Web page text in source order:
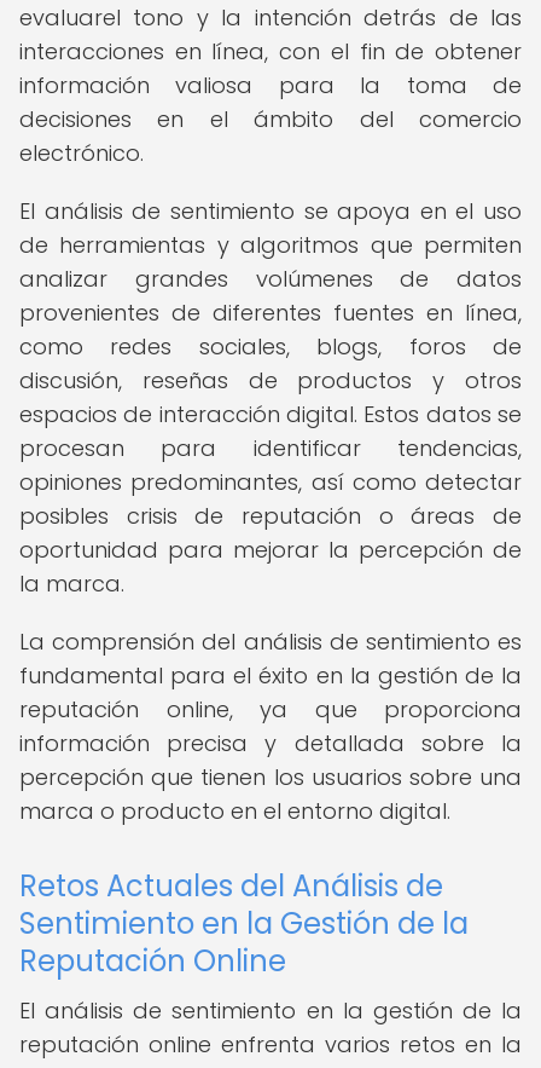
evaluarel tono y la intención detrás de las
interacciones en línea, con el fin de obtener
información valiosa para la toma de
decisiones en el ámbito del comercio
electrónico.
El análisis de sentimiento se apoya en el uso
de herramientas y algoritmos que permiten
analizar grandes volúmenes de datos
provenientes de diferentes fuentes en línea,
como redes sociales, blogs, foros de
discusión, reseñas de productos y otros
espacios de interacción digital. Estos datos se
procesan para identificar tendencias,
opiniones predominantes, así como detectar
posibles crisis de reputación o áreas de
oportunidad para mejorar la percepción de
la marca.
La comprensión del análisis de sentimiento es
fundamental para el éxito en la gestión de la
reputación online, ya que proporciona
información precisa y detallada sobre la
percepción que tienen los usuarios sobre una
marca o producto en el entorno digital.
Retos Actuales del Análisis de
Sentimiento en la Gestión de la
Reputación Online
El análisis de sentimiento en la gestión de la
reputación online enfrenta varios retos en la